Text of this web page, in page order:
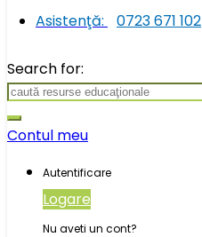
Asistenţă:
0723 671 102
Search for:
Contul meu
Autentificare
Logare
Nu aveti un cont?